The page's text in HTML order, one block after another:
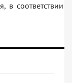
в соответствии с